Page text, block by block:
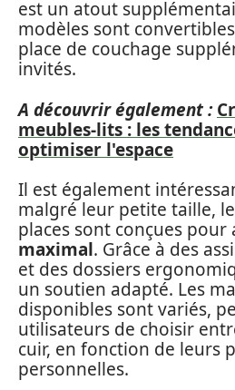
est un atout
modèles sont
place de couchage
invités.
A découvrir également :
meubles-lits : les
optimiser l'espace
Il est également
malgré leur petite taille,
places sont conçues pour
maximal. Grâce à des
et des dossiers
un soutien adapté. Les
disponibles sont variés,
utilisateurs de choisir
cuir, en fonction de leurs
personnelles.